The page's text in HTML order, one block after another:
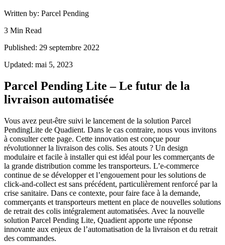
Written by: Parcel Pending
3 Min Read
Published: 29 septembre 2022
Updated: mai 5, 2023
Parcel Pending Lite – Le futur de la
livraison automatisée
Vous avez peut-être suivi le lancement de la solution Parcel
PendingLite de Quadient. Dans le cas contraire, nous vous invitons
à consulter cette page. Cette innovation est conçue pour
révolutionner la livraison des colis. Ses atouts ? Un design
modulaire et facile à installer qui est idéal pour les commerçants de
la grande distribution comme les transporteurs. L’e-commerce
continue de se développer et l’engouement pour les solutions de
click-and-collect est sans précédent, particulièrement renforcé par la
crise sanitaire. Dans ce contexte, pour faire face à la demande,
commerçants et transporteurs mettent en place de nouvelles solutions
de retrait des colis intégralement automatisées. Avec la nouvelle
solution Parcel Pending Lite, Quadient apporte une réponse
innovante aux enjeux de l’automatisation de la livraison et du retrait
des commandes.